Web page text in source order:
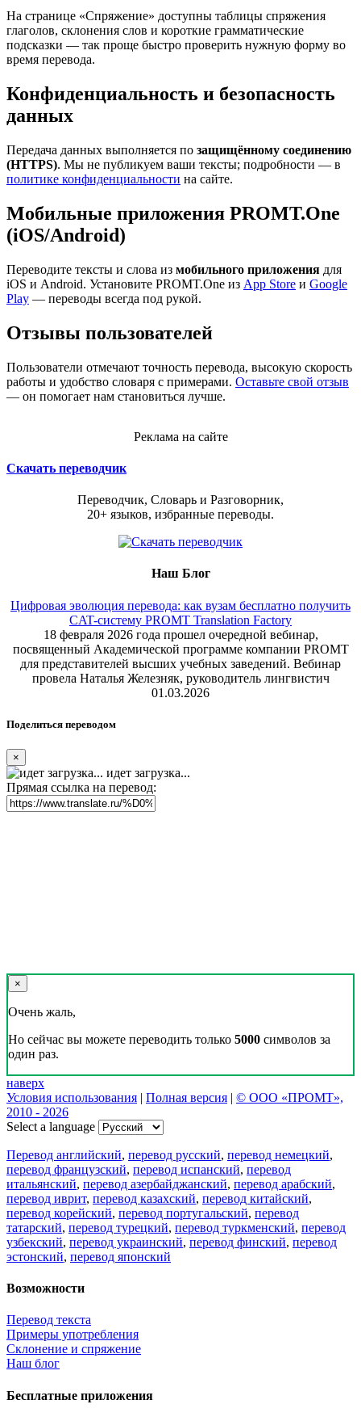
На странице «Спряжение» доступны таблицы спряжения
глаголов, склонения слов и короткие грамматические
подсказки — так проще быстро проверить нужную форму во
время перевода.
Конфиденциальность и безопасность
данных
Передача данных выполняется по защищённому соединению
(HTTPS). Мы не публикуем ваши тексты; подробности — в
политике конфиденциальности на сайте.
Мобильные приложения PROMT.One
(iOS/Android)
Переводите тексты и слова из мобильного приложения для
iOS и Android. Установите PROMT.One из App Store и Google
Play — переводы всегда под рукой.
Отзывы пользователей
Пользователи отмечают точность перевода, высокую скорость
работы и удобство словаря с примерами. Оставьте свой отзыв
— он помогает нам становиться лучше.
Реклама на сайте
Скачать переводчик
Переводчик, Словарь и Разговорник,
20+ языков, избранные переводы.
Наш Блог
Цифровая эволюция перевода: как вузам бесплатно получить
CAT-систему PROMT Translation Factory
18 февраля 2026 года прошел очередной вебинар,
посвященный Академической программе компании PROMT
для представителей высших учебных заведений. Вебинар
провела Наталья Железняк, руководитель лингвистич
01.03.2026
Поделиться переводом
×
идет загрузка...
Прямая ссылка на перевод:
×
Очень жаль,
Но сейчас вы можете переводить только 5000 символов за
один раз.
наверх
Условия использования | Полная версия | © ООО «ПРОМТ»,
2010 - 2026
Select a language
Перевод английский, перевод русский, перевод немецкий,
перевод французский, перевод испанский, перевод
итальянский, перевод азербайджанский, перевод арабский,
перевод иврит, перевод казахский, перевод китайский,
перевод корейский, перевод португальский, перевод
татарский, перевод турецкий, перевод туркменский, перевод
узбекский, перевод украинский, перевод финский, перевод
эстонский, перевод японский
Возможности
Перевод текста
Примеры употребления
Склонение и спряжение
Наш блог
Бесплатные приложения